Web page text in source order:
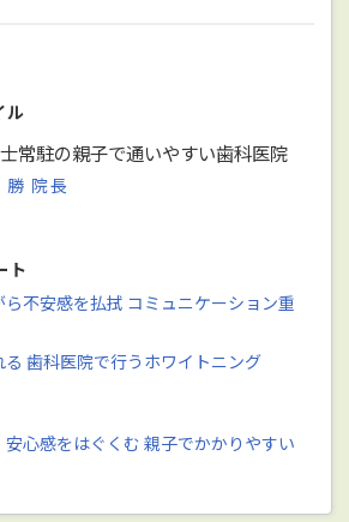
ル
常駐の親子で通いやすい歯科医院
勝 院長
ト
不安感を払拭 コミュニケーション重
歯科医院で行うホワイトニング
心感をはぐくむ 親子でかかりやすい